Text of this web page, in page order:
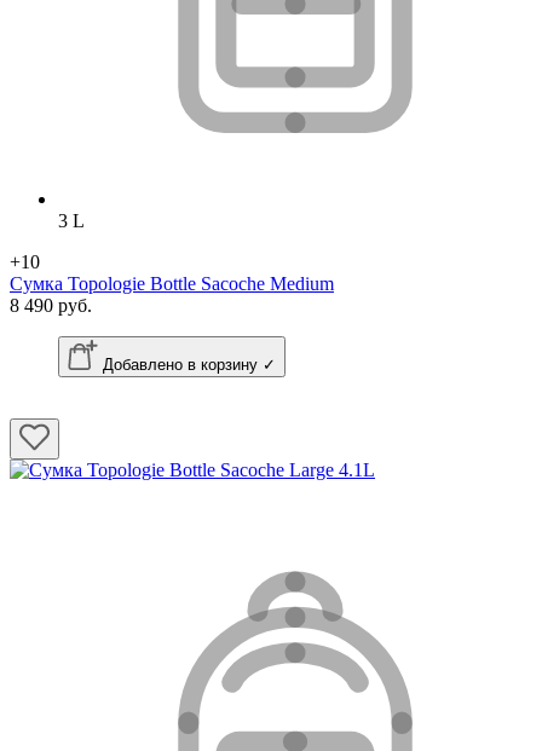
3 L
+10
Сумка Topologie Bottle Sacoche Medium
8 490 руб.
Добавлено в корзину ✓